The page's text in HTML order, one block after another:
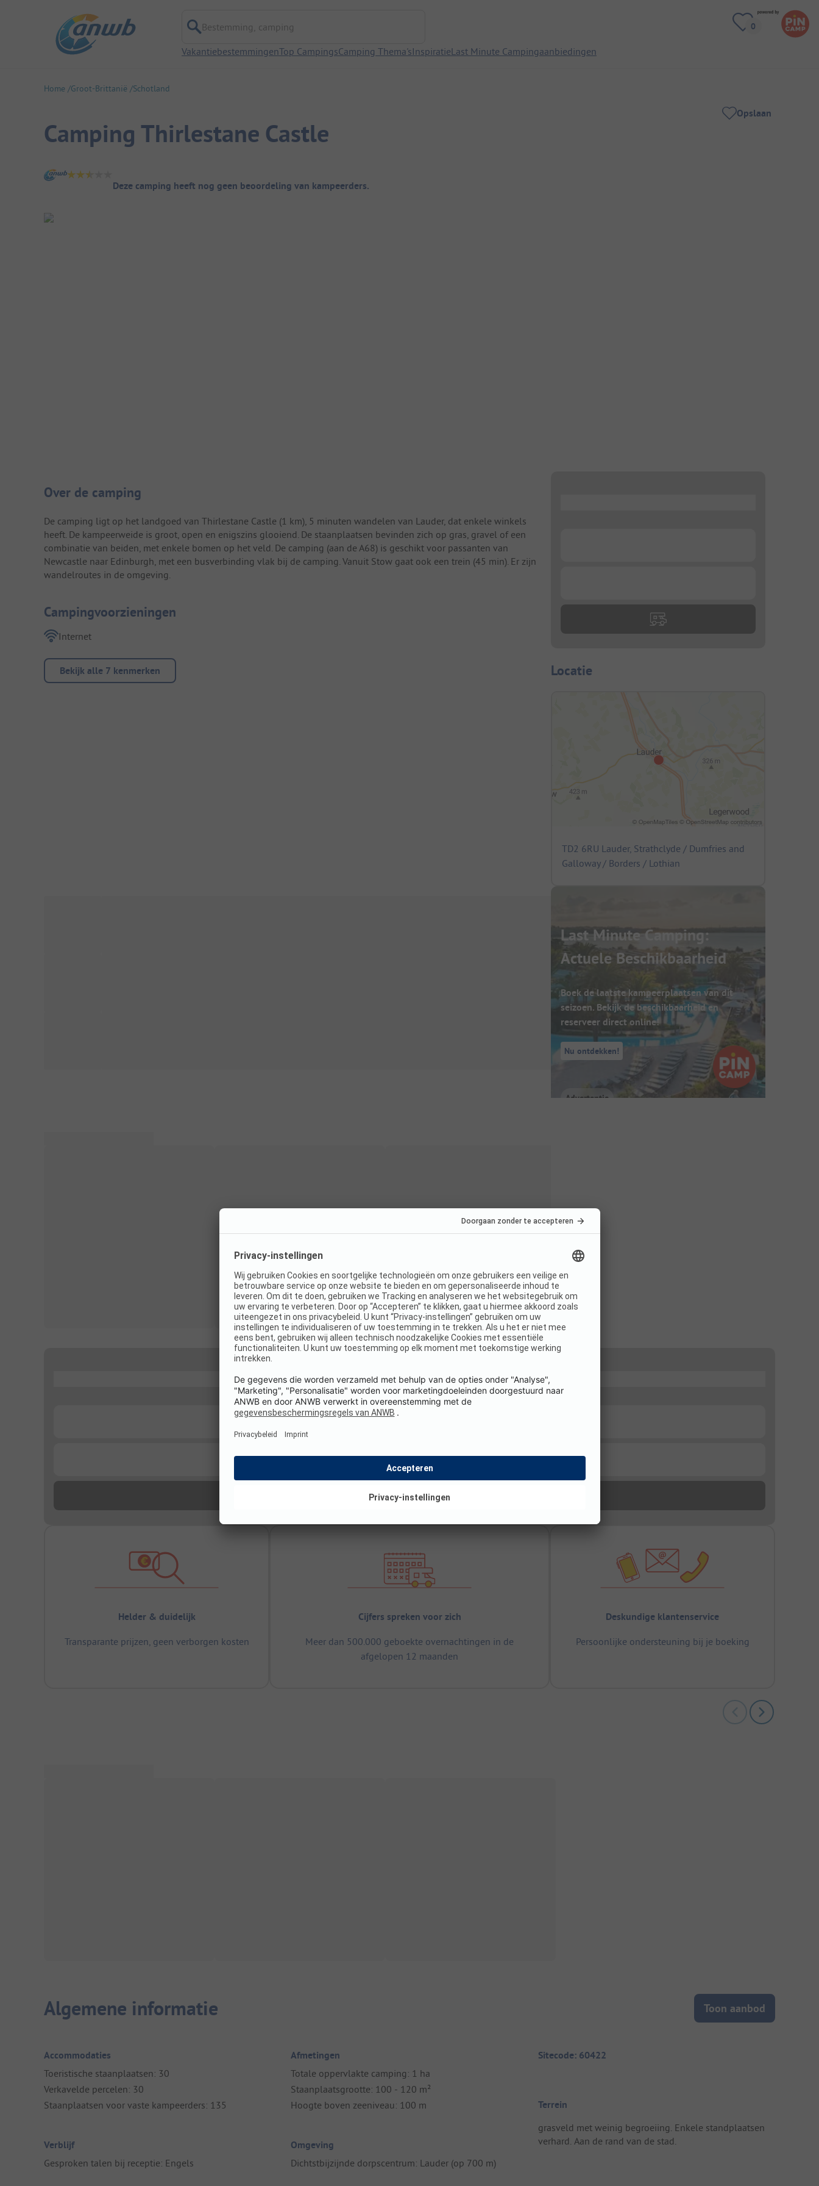
Bestemming, camping
VakantiebestemmingenTop CampingsCamping Thema'sInspiratieLast Minute Campingaanbiedingen
Home Groot-Brittanië Schotland
Camping Thirlestane Castle
Opslaan
Camping overzicht
Deze camping heeft nog geen beoordeling van kampeerders.
Camping introductie
Over de camping
De camping ligt op het landgoed van Thirlestane Castle (1 km), 5 minuten wandelen van Lauder, dat enkele winkels
heeft. De kampeerweide is groot, open en enigszins glooiend. De staanplaatsen bevinden zich op gras, gravel of een
combinatie van beiden, met enkele bomen op het veld. De camping (aan de A68) is geschikt voor passanten van
Newcastle naar Edinburgh, met een busverbinding vlak bij de camping. Vanuit Stow gaat ook een trein (45 min). Er zijn
wandelroutes in de omgeving.
Campingvoorzieningen
Internet
Bekijk alle 7 kenmerken Locatie
TD2 6RU Lauder, Strathclyde / Dumfries and
Galloway / Borders / Lothian
Last Minute Camping:
Actuele Beschikbaarheid
Boek de laatste kampeerplaatsen van dit
seizoen. Bekijk de beschikbaarheid en
reserveer direct online!
Nu ontdekken!
Helder & duidelijk
Transparante prijzen, geen verborgen kosten
Cijfers spreken voor zich
Meer dan 500.000 geboekte overnachtingen in de
afgelopen 12 maanden
Deskundige klantenservice
Persoonlijke ondersteuning bij je boeking
Algemene informatie Toon aanbod
Accommodaties
Toeristische staanplaatsen: 30
Verkavelde percelen: 30
Staanplaatsen voor vaste kampeerders: 135
Verblijf
Gesproken talen bij receptie: Engels
Afmetingen
Totale oppervlakte camping: 1 ha
Staanplaatsgrootte: 100 - 120 m²
Hoogte boven zeeniveau: 100 m
Omgeving
Dichtstbijzijnde dorpscentrum: Lauder (op 700 m)
Sitecode: 60422
Terrein
grasveld met weinig begroeiing. Enkele standplaatsen
verhard. Aan de rand van de stad.